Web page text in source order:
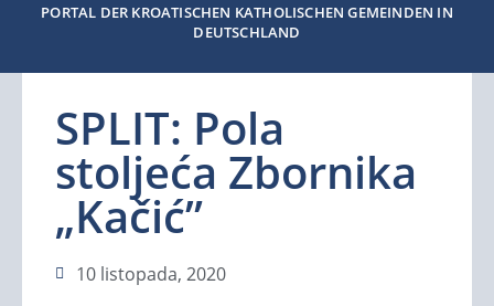
PORTAL DER KROATISCHEN KATHOLISCHEN GEMEINDEN IN
DEUTSCHLAND
SPLIT: Pola
stoljeća Zbornika
„Kačić”
10 listopada, 2020